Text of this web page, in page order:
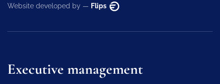
Website developed by — Flips
Executive management